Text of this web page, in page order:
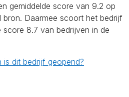
gemiddelde score van 9.2 op
bron. Daarmee scoort het bedrijf
score 8.7 van bedrijven in de
is dit bedrijf geopend?